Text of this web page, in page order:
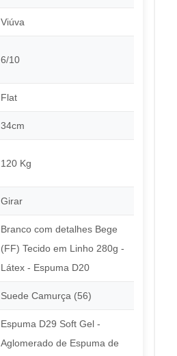
Viúva
6/10
Flat
34cm
120 Kg
Girar
Branco com detalhes Bege
(FF) Tecido em Linho 280g -
Látex - Espuma D20
Suede Camurça (56)
Espuma D29 Soft Gel -
Aglomerado de Espuma de